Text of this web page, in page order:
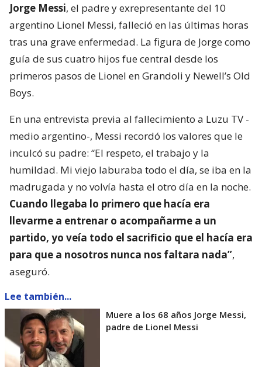
Jorge Messi, el padre y exrepresentante del 10
argentino Lionel Messi, falleció en las últimas horas
tras una grave enfermedad. La figura de Jorge como
guía de sus cuatro hijos fue central desde los
primeros pasos de Lionel en Grandoli y Newell’s Old
Boys.
En una entrevista previa al fallecimiento a Luzu TV -
medio argentino-, Messi recordó los valores que le
inculcó su padre: “El respeto, el trabajo y la
humildad. Mi viejo laburaba todo el día, se iba en la
madrugada y no volvía hasta el otro día en la noche.
Cuando llegaba lo primero que hacía era
llevarme a entrenar o acompañarme a un
partido, yo veía todo el sacrificio que el hacía era
para que a nosotros nunca nos faltara nada”,
aseguró.
Lee también...
Muere a los 68 años Jorge Messi,
padre de Lionel Messi